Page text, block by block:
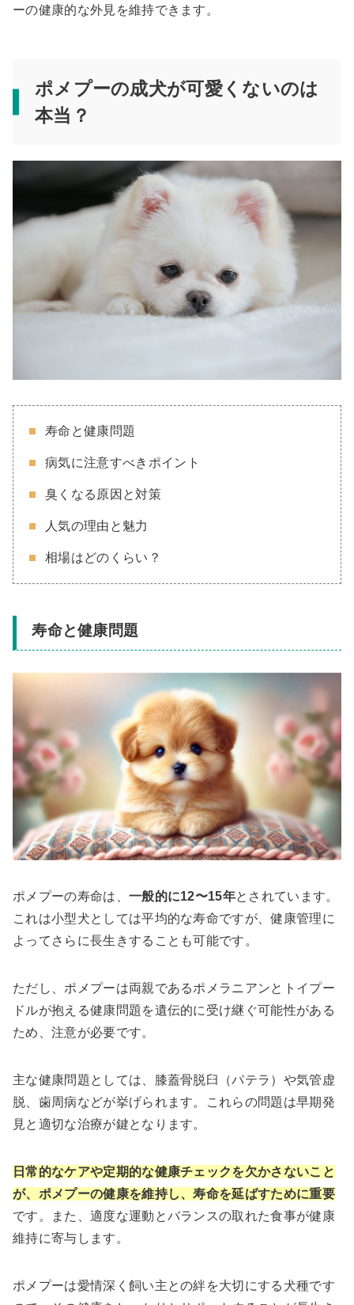
ーの健康的な外見を維持できます。
ポメプーの成犬が可愛くないのは
本当？
寿命と健康問題
病気に注意すべきポイント
臭くなる原因と対策
人気の理由と魅力
相場はどのくらい？
寿命と健康問題
ポメプーの寿命は、 一般的に12〜15年とされています。
これは小型犬としては平均的な寿命ですが、健康管理に
よってさらに長生きすることも可能です。
ただし、ポメプーは両親であるポメラニアンとトイプー
ドルが抱える健康問題を遺伝的に受け継ぐ可能性がある
ため、注意が必要です。
主な健康問題としては、膝蓋骨脱臼（パテラ）や気管虚
脱、歯周病などが挙げられます。これらの問題は早期発
見と適切な治療が鍵となります。
日常的なケアや定期的な健康チェックを欠かさないこと
が、ポメプーの健康を維持し、寿命を延ばすために重要
です。また、適度な運動とバランスの取れた食事が健康
維持に寄与します。
ポメプーは愛情深く飼い主との絆を大切にする犬種です